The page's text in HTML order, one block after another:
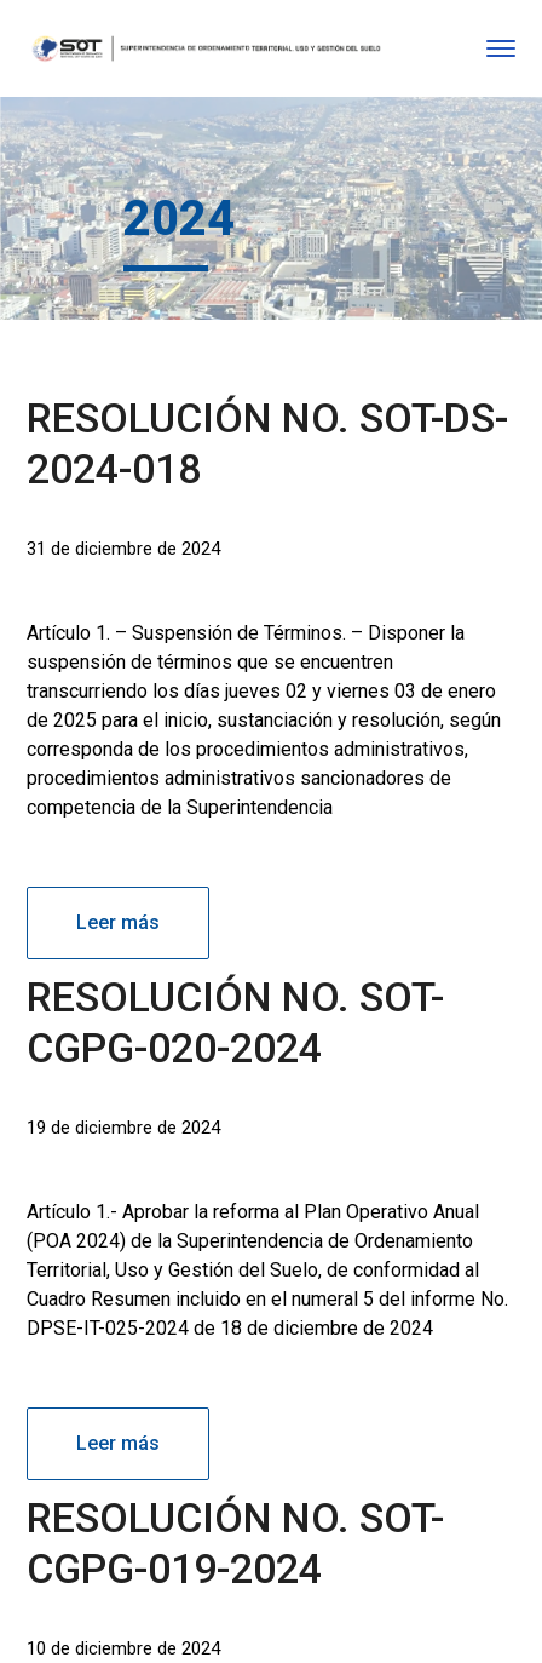
2024
RESOLUCIÓN NO. SOT-DS-
2024-018
31 de diciembre de 2024
Artículo 1. – Suspensión de Términos. – Disponer la
suspensión de términos que se encuentren
transcurriendo los días jueves 02 y viernes 03 de enero
de 2025 para el inicio, sustanciación y resolución, según
corresponda de los procedimientos administrativos,
procedimientos administrativos sancionadores de
competencia de la Superintendencia
Leer más
RESOLUCIÓN NO. SOT-
CGPG-020-2024
19 de diciembre de 2024
Artículo 1.- Aprobar la reforma al Plan Operativo Anual
(POA 2024) de la Superintendencia de Ordenamiento
Territorial, Uso y Gestión del Suelo, de conformidad al
Cuadro Resumen incluido en el numeral 5 del informe No.
DPSE-IT-025-2024 de 18 de diciembre de 2024
Leer más
RESOLUCIÓN NO. SOT-
CGPG-019-2024
10 de diciembre de 2024